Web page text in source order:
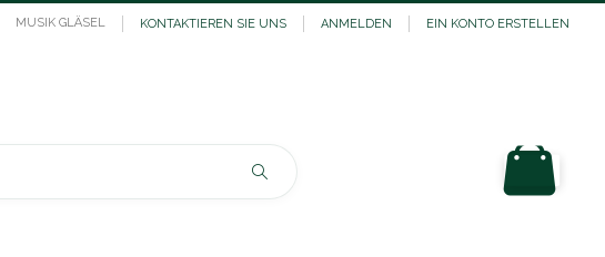
MUSIK GLÄSEL KONTAKTIEREN SIE UNS ANMELDEN EIN KONTO ERSTELLEN